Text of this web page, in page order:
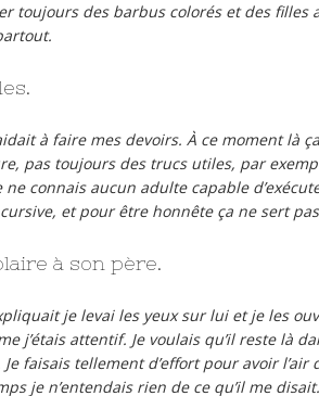
toujours des barbus colorés et des filles
à faire mes devoirs. À ce moment là
pas toujours des trucs utiles, par
ne connais aucun adulte capable
et pour être honnête ça ne sert
à son père.
je levai les yeux sur lui et je les
j’étais attentif. Je voulais qu’il reste là
Je faisais tellement d’effort pour avoir l’air
je n’entendais rien de ce qu’il me disait.